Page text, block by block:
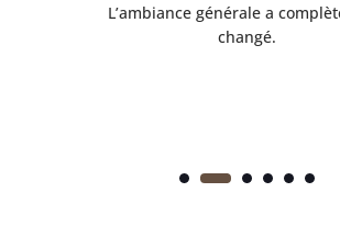
L’ambiance générale a
changé.